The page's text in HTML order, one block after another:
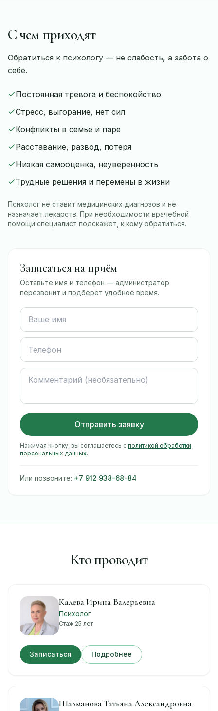
С чем приходят
Обратиться к психологу — не слабость, а забота о
себе.
Постоянная тревога и беспокойство
Стресс, выгорание, нет сил
Конфликты в семье и паре
Расставание, развод, потеря
Низкая самооценка, неуверенность
Трудные решения и перемены в жизни
Психолог не ставит медицинских диагнозов и не
назначает лекарств. При необходимости врачебной
помощи специалист подскажет, к кому обратиться.
Записаться на приём
Оставьте имя и телефон — администратор
перезвонит и подберёт удобное время.
Ваше имя
Телефон
Комментарий
Отправить заявку
Нажимая кнопку, вы соглашаетесь с политикой обработки
персональных данных.
Или позвоните: +7 912 938-68-84
Кто проводит
Калева Ирина Валерьевна
Психолог
Стаж 25 лет
Записаться Подробнее
Шалманова Татьяна Александровна